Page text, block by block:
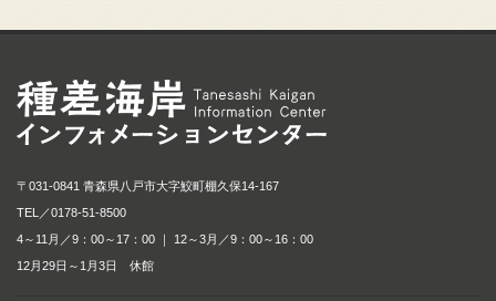
〒031-0841 青森県八戸市大字鮫町棚久保14-167
TEL／0178-51-8500
4～11月／9：00～17：00 ｜ 12～3月／9：00～16：00
12月29日～1月3日 休館